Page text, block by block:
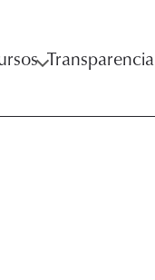
Transparencia